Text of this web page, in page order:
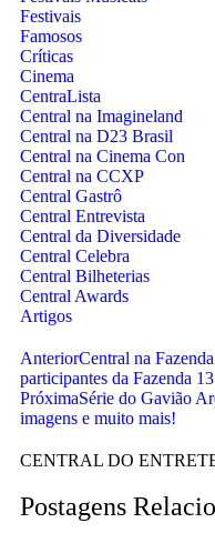
Festivais
Famosos
Críticas
Cinema
CentraLista
Central na Imagineland
Central na D23 Brasil
Central na Cinema Con
Central na CCXP
Central Gastrô
Central Entrevista
Central da Diversidade
Central Celebra
Central Bilheterias
Central Awards
Artigos
AnteriorCentral na
participantes da Fazenda 13
PróximaSérie do Gavião
imagens e muito mais!
CENTRAL DO
Postagens